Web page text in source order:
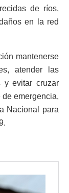
de ríos,
en la red
mantenerse
atender las
y evitar cruzar
emergencia,
Nacional para